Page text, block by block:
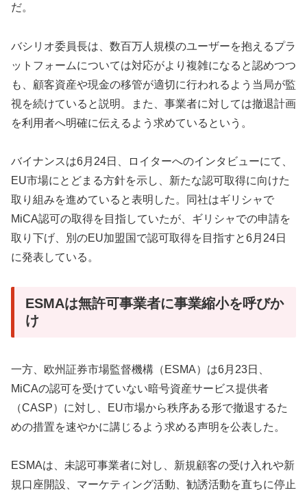
だ。
バシリオ委員長は、数百万人規模のユーザーを抱えるプラ
ットフォームについては対応がより複雑になると認めつつ
も、顧客資産や現金の移管が適切に行われるよう当局が監
視を続けていると説明。また、事業者に対しては撤退計画
を利用者へ明確に伝えるよう求めているという。
バイナンスは6月24日、ロイターへのインタビューにて、
EU市場にとどまる方針を示し、新たな認可取得に向けた
取り組みを進めていると表明した。同社はギリシャで
MiCA認可の取得を目指していたが、ギリシャでの申請を
取り下げ、別のEU加盟国で認可取得を目指すと6月24日
に発表している。
ESMAは無許可事業者に事業縮小を呼びか
け
一方、欧州証券市場監督機構（ESMA）は6月23日、
MiCAの認可を受けていない暗号資産サービス提供者
（CASP）に対し、EU市場から秩序ある形で撤退するた
めの措置を速やかに講じるよう求める声明を公表した。
ESMAは、未認可事業者に対し、新規顧客の受け入れや新
規口座開設、マーケティング活動、勧誘活動を直ちに停止